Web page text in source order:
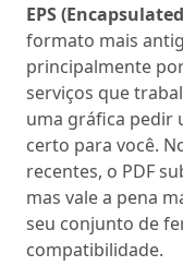
EPS
formato mais
principalmente
serviços que
uma gráfica pedir
certo para você.
recentes, o PDF
mas vale a pena
seu conjunto de
compatibilidade.